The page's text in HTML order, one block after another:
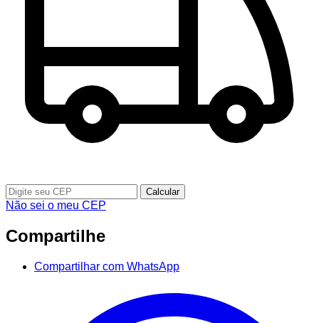
Calcular
Não sei o meu CEP
Compartilhe
Compartilhar com WhatsApp